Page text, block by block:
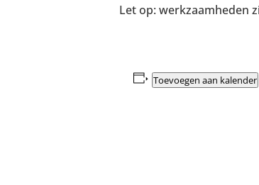
Let op: werkzaamheden
Toevoegen aan kalender